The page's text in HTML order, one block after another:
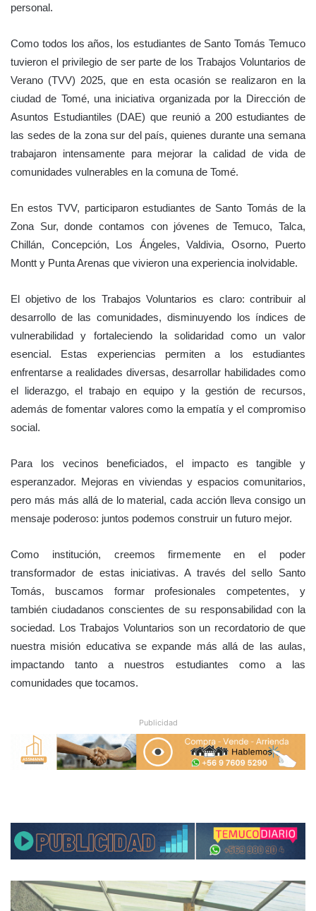
personal.
Como todos los años, los estudiantes de Santo Tomás Temuco
tuvieron el privilegio de ser parte de los Trabajos Voluntarios de
Verano (TVV) 2025, que en esta ocasión se realizaron en la
ciudad de Tomé, una iniciativa organizada por la Dirección de
Asuntos Estudiantiles (DAE) que reunió a 200 estudiantes de
las sedes de la zona sur del país, quienes durante una semana
trabajaron intensamente para mejorar la calidad de vida de
comunidades vulnerables en la comuna de Tomé.
En estos TVV, participaron estudiantes de Santo Tomás de la
Zona Sur, donde contamos con jóvenes de Temuco, Talca,
Chillán, Concepción, Los Ángeles, Valdivia, Osorno, Puerto
Montt y Punta Arenas que vivieron una experiencia inolvidable.
El objetivo de los Trabajos Voluntarios es claro: contribuir al
desarrollo de las comunidades, disminuyendo los índices de
vulnerabilidad y fortaleciendo la solidaridad como un valor
esencial. Estas experiencias permiten a los estudiantes
enfrentarse a realidades diversas, desarrollar habilidades como
el liderazgo, el trabajo en equipo y la gestión de recursos,
además de fomentar valores como la empatía y el compromiso
social.
Para los vecinos beneficiados, el impacto es tangible y
esperanzador. Mejoras en viviendas y espacios comunitarios,
pero más más allá de lo material, cada acción lleva consigo un
mensaje poderoso: juntos podemos construir un futuro mejor.
Como institución, creemos firmemente en el poder
transformador de estas iniciativas. A través del sello Santo
Tomás, buscamos formar profesionales competentes, y
también ciudadanos conscientes de su responsabilidad con la
sociedad. Los Trabajos Voluntarios son un recordatorio de que
nuestra misión educativa se expande más allá de las aulas,
impactando tanto a nuestros estudiantes como a las
comunidades que tocamos.
Publicidad